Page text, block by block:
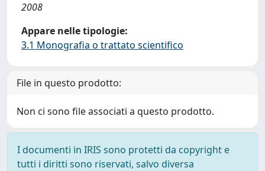
2008
Appare nelle tipologie:
3.1 Monografia o trattato scientifico
File in questo prodotto:
Non ci sono file associati a questo prodotto.
I documenti in IRIS sono protetti da copyright e
tutti i diritti sono riservati, salvo diversa